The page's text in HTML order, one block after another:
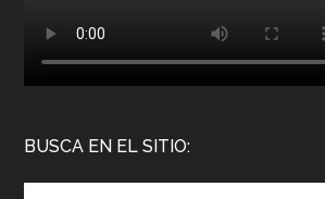
BUSCA EN EL SITIO: